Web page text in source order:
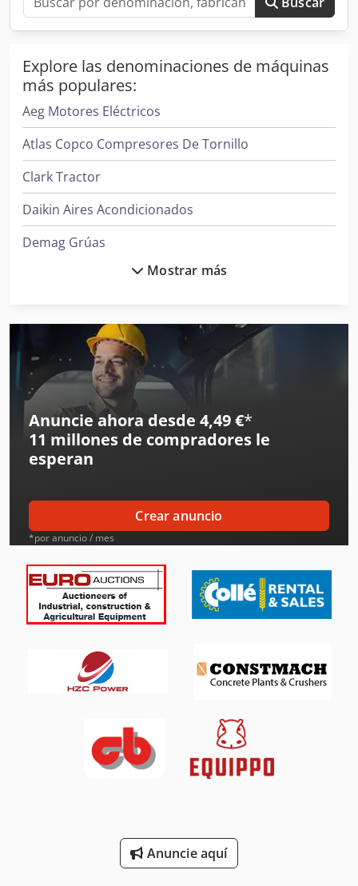
Explore las denominaciones de máquinas
más populares:
Aeg Motores Eléctricos
Atlas Copco Compresores De Tornillo
Clark Tractor
Daikin Aires Acondicionados
Demag Grúas
Ingersoll Rand Compresores
Ingersoll Rand Herramientas
Iveco Volquetes
Jcb Tractores
Liebherr Grúas
Linde Tractor
Mafi Tractor
Mitsubishi Aires Acondicionados
Rational Equipos De Cocina
Steyr Tractores
Terberg Tractor
Toshiba Aires Acondicionados
Mostrar más
Anuncie ahora desde 4,49 €*
11 millones de compradores le
esperan
Crear anuncio
*por anuncio / mes
Anuncie aquí